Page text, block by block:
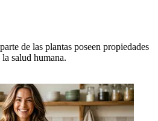
de las plantas poseen propiedades
salud humana.